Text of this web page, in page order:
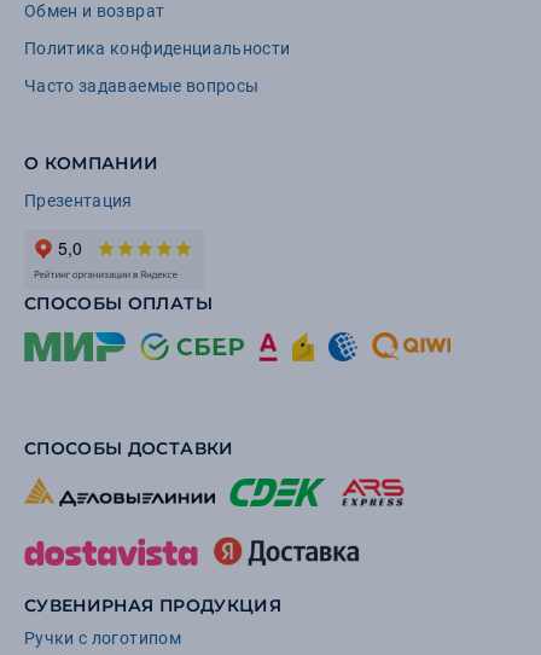
Обмен и возврат
Политика конфиденциальности
Часто задаваемые вопросы
О КОМПАНИИ
Презентация
СПОСОБЫ ОПЛАТЫ
СПОСОБЫ ДОСТАВКИ
СУВЕНИРНАЯ ПРОДУКЦИЯ
Ручки с логотипом